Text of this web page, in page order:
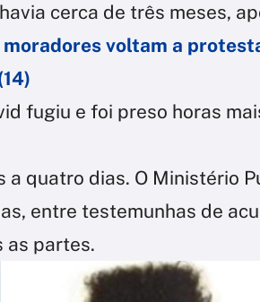
cerca de três meses,
moradores voltam a
fugiu e foi preso horas
a quatro dias. O Ministério
entre testemunhas de
as partes.